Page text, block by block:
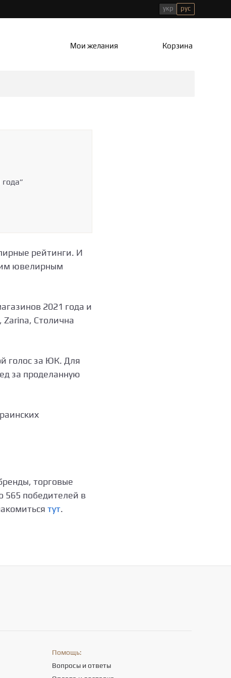
укр рус
Мои желания Корзина
рейтинги. И
ювелирным
2021 года и
Zarina, Столична
голос за ЮК. Для
за проделанную
торговые
565 победителей в
тут.
Помощь:
Вопросы и ответы